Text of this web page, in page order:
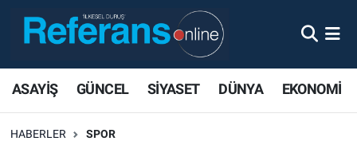
ASAYİŞ GÜNCEL SİYASET DÜNYA EKONOMİ
HABERLER SPOR